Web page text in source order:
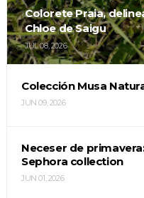
Colorete Praia,
Chloe de Saigu
JUL 08, 2026
Colección Musa
JUN 09, 2026
Neceser de
Sephora collection
JUN 01, 2026